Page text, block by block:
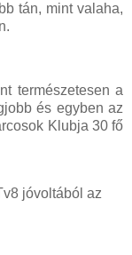
tán, mint valaha,
természetesen a
és egyben az
Klubja 30 fő
jóvoltából az